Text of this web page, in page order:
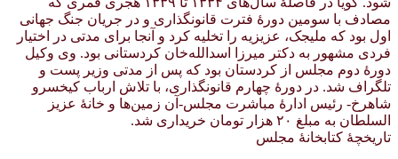
مصادف با سومین دورهٔ فترت قانونگذاری و در جریان جنگ جهانی
اول بود که ملیجک، عزیزیه را تخلیه کرد و آنجا برای مدتی در اختیار
فردی مشهور به دکتر میرزا اسدالله‌خان کردستانی بود. وی وکیل
دورهٔ دوم مجلس از کردستان بود که پس از مدتی وزیر پست و
تلگراف شد. در دورهٔ چهارم قانونگذاری، با تلاش ارباب کیخسرو
شاهرخ- رئیس ادارهٔ مباشرت مجلس-آن زمین‌ها و خانهٔ عزیز
السلطان به مبلغ ۲۰ هزار تومان خریداری شد.
تاریخچهٔ کتابخانهٔ مجلس